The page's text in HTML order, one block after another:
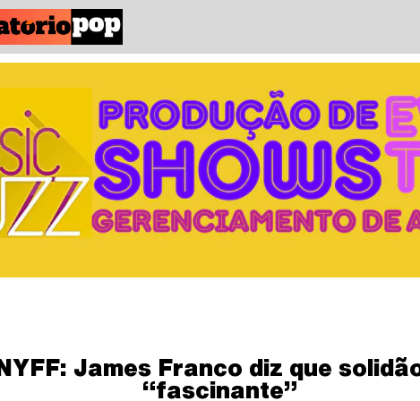
NYFF: James Franco diz que
“fascinante”